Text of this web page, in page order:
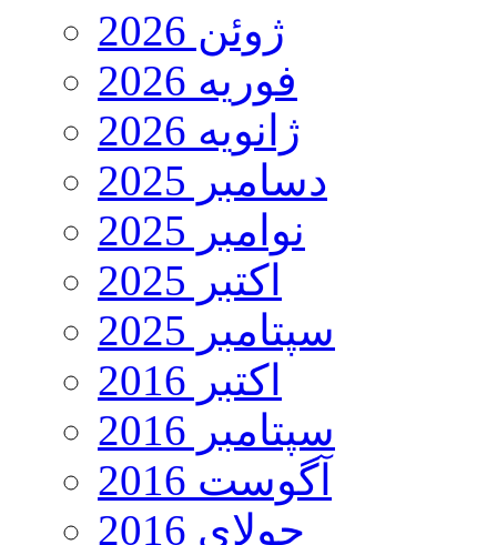
ژوئن 2026
فوریه 2026
ژانویه 2026
دسامبر 2025
نوامبر 2025
اکتبر 2025
سپتامبر 2025
اکتبر 2016
سپتامبر 2016
آگوست 2016
جولای 2016